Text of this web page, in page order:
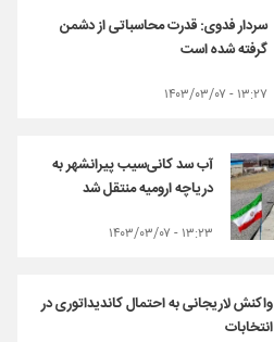
سردار فدوی: قدرت محاسباتی از دشمن
گرفته شده است
۱۳:۲۷ - ۱۴۰۳/۰۳/۰۷
آب سد کانی‌سیب پیرانشهر به
دریاچه ارومیه منتقل شد
۱۳:۲۳ - ۱۴۰۳/۰۳/۰۷
واکنش لاریجانی به احتمال کاندیداتوری در
انتخابات